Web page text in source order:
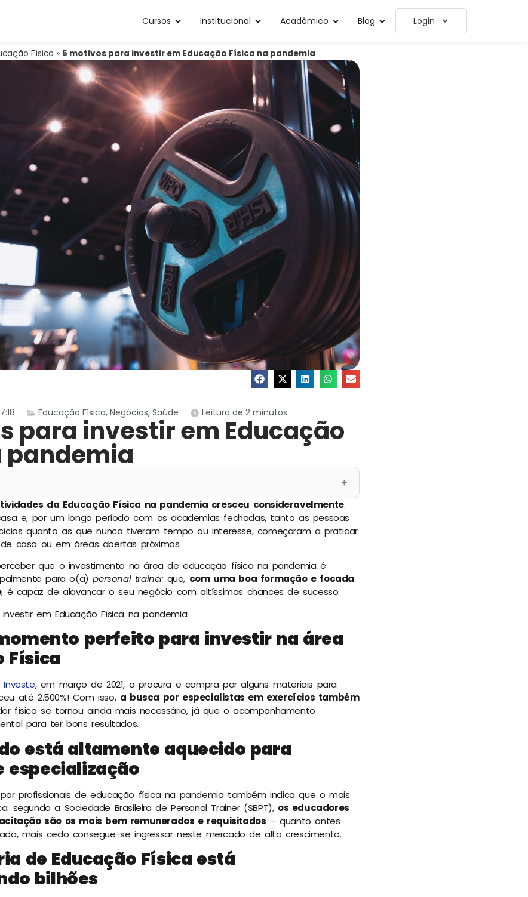
Cursos Institucional Acadêmico Blog Login
Física » 5 motivos para investir em Educação Física na pandemia
Educação Física, Negócios, Saúde Leitura de 2 minutos
para investir em Educação
pandemia
da Educação Física na pandemia cresceu consideravelmente.
e, por um longo período com as academias fechadas, tanto as pessoas
quanto as que nunca tiveram tempo ou interesse, começaram a praticar
casa ou em áreas abertas próximas.
que o investimento na área de educação física na pandemia é
para o(a)personal trainer que, com uma boa formação e focada
, é capaz de alavancar o seu negócio com altíssimas chances de sucesso.
em Educação Física na pandemia:
perfeito para investir na área
Física
Investe, em março de 2021, a procura e compra por alguns materiais para
até 2.500%! Com isso, a busca por especialistas em exercícios também
físico se tornou ainda mais necessário, já que o acompanhamento
para ter bons resultados.
está altamente aquecido para
especialização
profissionais de educação física na pandemia também indica que o mais
segundo a Sociedade Brasileira de Personal Trainer (SBPT), os educadores
são os mais bem remunerados e requisitados – quanto antes
mais cedo consegue-se ingressar neste mercado de alto crescimento.
de Educação Física está
bilhões